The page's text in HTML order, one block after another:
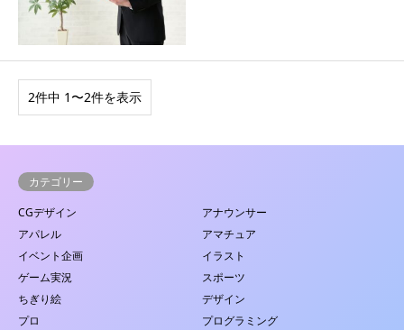
2件中 1〜2件を表示
カテゴリー
CGデザイン
アナウンサー
アパレル
アマチュア
イベント企画
イラスト
ゲーム実況
スポーツ
ちぎり絵
デザイン
プロ
プログラミング